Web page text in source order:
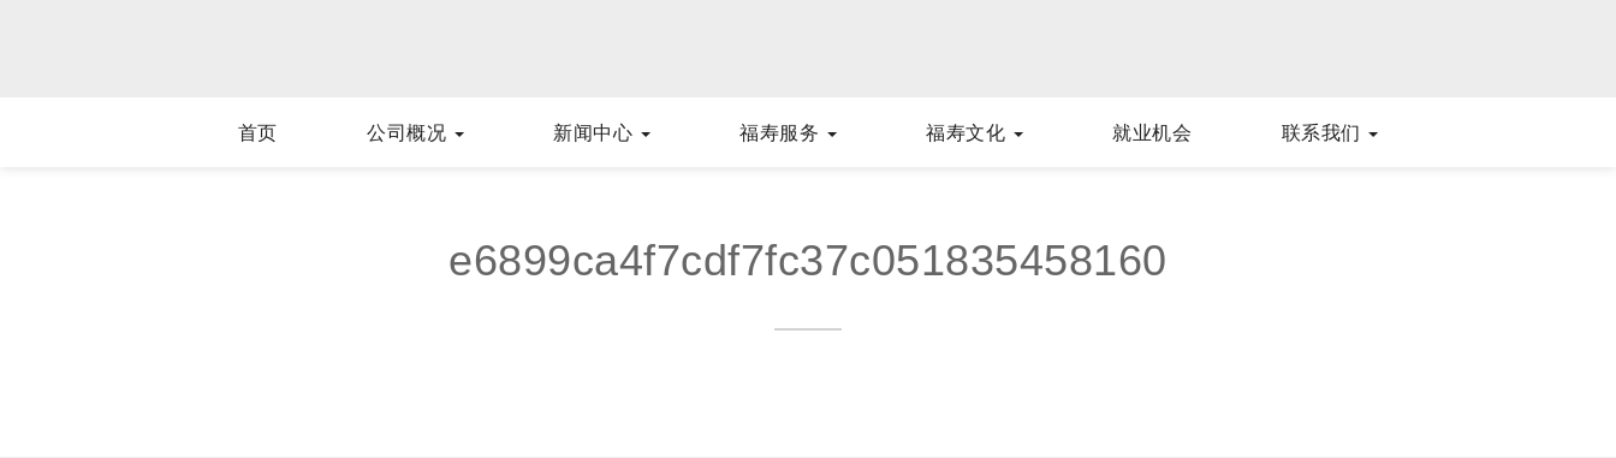
首页 公司概况 新闻中心 福寿服务 福寿文化 就业机会 联系我们
e6899ca4f7cdf7fc37c051835458160